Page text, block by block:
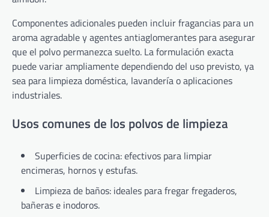
Componentes adicionales pueden incluir fragancias para un
aroma agradable y agentes antiaglomerantes para asegurar
que el polvo permanezca suelto. La formulación exacta
puede variar ampliamente dependiendo del uso previsto, ya
sea para limpieza doméstica, lavandería o aplicaciones
industriales.
Usos comunes de los polvos de limpieza
Superficies de cocina: efectivos para limpiar
encimeras, hornos y estufas.
Limpieza de baños: ideales para fregar fregaderos,
bañeras e inodoros.